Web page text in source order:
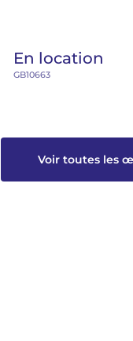
En location
GB10663
Voir toutes les